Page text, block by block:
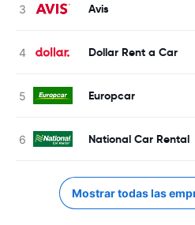
Avis
Dollar Rent a Car
Europcar
National Car Rental
Mostrar todas las